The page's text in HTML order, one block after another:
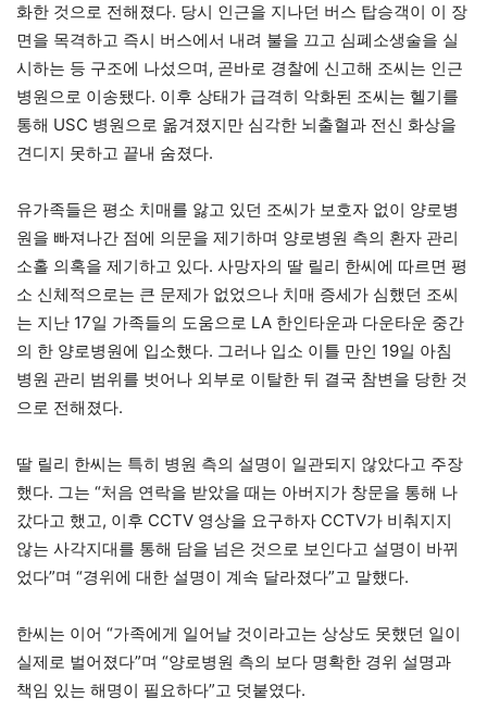
화한 것으로 전해졌다. 당시 인근을 지나던 버스 탑승객이 이 장
면을 목격하고 즉시 버스에서 내려 불을 끄고 심폐소생술을 실
시하는 등 구조에 나섰으며, 곧바로 경찰에 신고해 조씨는 인근
병원으로 이송됐다. 이후 상태가 급격히 악화된 조씨는 헬기를
통해 USC 병원으로 옮겨졌지만 심각한 뇌출혈과 전신 화상을
견디지 못하고 끝내 숨졌다.
유가족들은 평소 치매를 앓고 있던 조씨가 보호자 없이 양로병
원을 빠져나간 점에 의문을 제기하며 양로병원 측의 환자 관리
소홀 의혹을 제기하고 있다. 사망자의 딸 릴리 한씨에 따르면 평
소 신체적으로는 큰 문제가 없었으나 치매 증세가 심했던 조씨
는 지난 17일 가족들의 도움으로 LA 한인타운과 다운타운 중간
의 한 양로병원에 입소했다. 그러나 입소 이틀 만인 19일 아침
병원 관리 범위를 벗어나 외부로 이탈한 뒤 결국 참변을 당한 것
으로 전해졌다.
딸 릴리 한씨는 특히 병원 측의 설명이 일관되지 않았다고 주장
했다. 그는 “처음 연락을 받았을 때는 아버지가 창문을 통해 나
갔다고 했고, 이후 CCTV 영상을 요구하자 CCTV가 비춰지지
않는 사각지대를 통해 담을 넘은 것으로 보인다고 설명이 바뀌
었다”며 “경위에 대한 설명이 계속 달라졌다”고 말했다.
한씨는 이어 “가족에게 일어날 것이라고는 상상도 못했던 일이
실제로 벌어졌다”며 “양로병원 측의 보다 명확한 경위 설명과
책임 있는 해명이 필요하다”고 덧붙였다.